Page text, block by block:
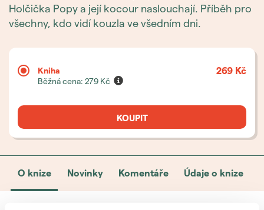
Holčička Popy a její kocour naslouchají. Příběh pro
všechny, kdo vidí kouzla ve všedním dni.
Kniha
Běžná cena: 279 Kč
269 Kč
KOUPIT
O knize Novinky Komentáře Údaje o knize